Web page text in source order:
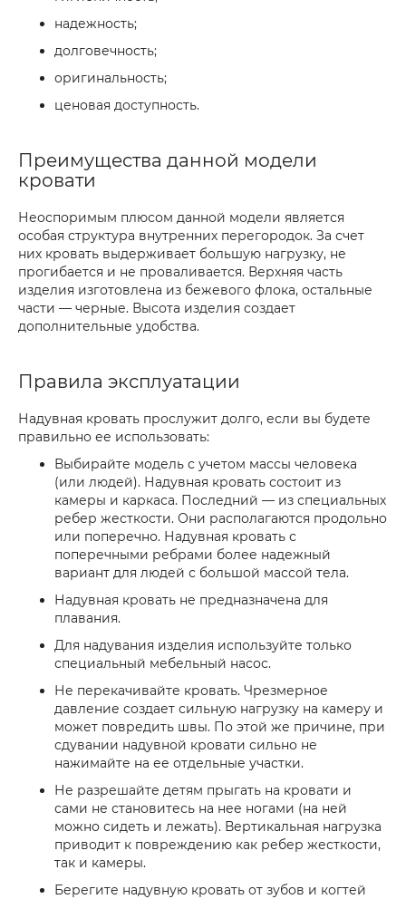
надежность;
долговечность;
оригинальность;
ценовая доступность.
Преимущества данной модели
кровати
Неоспоримым плюсом данной модели является
особая структура внутренних перегородок. За счет
них кровать выдерживает большую нагрузку, не
прогибается и не проваливается. Верхняя часть
изделия изготовлена из бежевого флока, остальные
части — черные. Высота изделия создает
дополнительные удобства.
Правила эксплуатации
Надувная кровать прослужит долго, если вы будете
правильно ее использовать:
Выбирайте модель с учетом массы человека
(или людей). Надувная кровать состоит из
камеры и каркаса. Последний — из специальных
ребер жесткости. Они располагаются продольно
или поперечно. Надувная кровать с
поперечными ребрами более надежный
вариант для людей с большой массой тела.
Надувная кровать не предназначена для
плавания.
Для надувания изделия используйте только
специальный мебельный насос.
Не перекачивайте кровать. Чрезмерное
давление создает сильную нагрузку на камеру и
может повредить швы. По этой же причине, при
сдувании надувной кровати сильно не
нажимайте на ее отдельные участки.
Не разрешайте детям прыгать на кровати и
сами не становитесь на нее ногами (на ней
можно сидеть и лежать). Вертикальная нагрузка
приводит к повреждению как ребер жесткости,
так и камеры.
Берегите надувную кровать от зубов и когтей